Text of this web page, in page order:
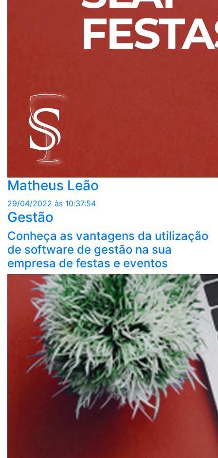
Matheus Leão
29/04/2022 às 10:37:54
Gestão
Conheça as vantagens da utilização
de software de gestão na sua
empresa de festas e eventos